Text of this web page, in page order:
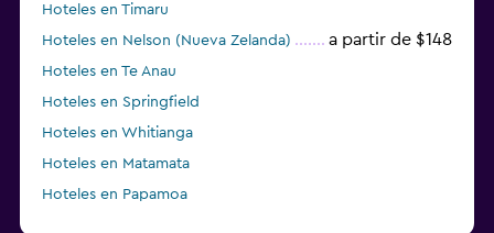
Hoteles en Timaru
Hoteles en Nelson (Nueva Zelanda)
a partir de $148
Hoteles en Te Anau
Hoteles en Springfield
Hoteles en Whitianga
Hoteles en Matamata
Hoteles en Papamoa